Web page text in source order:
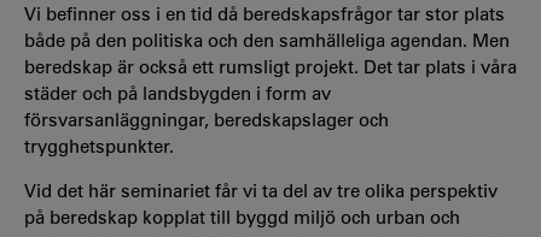
Vi befinner oss i en tid då beredskapsfrågor tar stor plats
både på den politiska och den samhälleliga agendan. Men
beredskap är också ett rumsligt projekt. Det tar plats i våra
städer och på landsbygden i form av
försvarsanläggningar, beredskapslager och
trygghetspunkter.
Vid det här seminariet får vi ta del av tre olika perspektiv
på beredskap kopplat till byggd miljö och urban och